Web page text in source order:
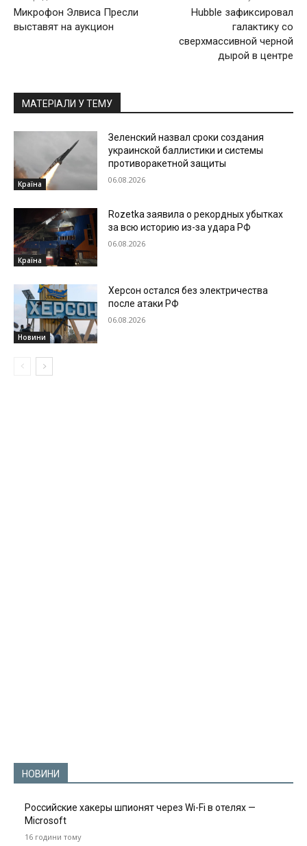
Микрофон Элвиса Пресли
выставят на аукцион
Hubble зафиксировал
галактику со
сверхмассивной черной
дырой в центре
МАТЕРІАЛИ У ТЕМУ
Країна
Зеленский назвал сроки создания
украинской баллистики и системы
противоракетной защиты
06.08.2026
Країна
Rozetka заявила о рекордных убытках
за всю историю из-за удара РФ
06.08.2026
Новини
Херсон остался без электричества
после атаки РФ
06.08.2026
НОВИНИ
Российские хакеры шпионят через Wi-Fi в отелях —
Microsoft
16 години тому